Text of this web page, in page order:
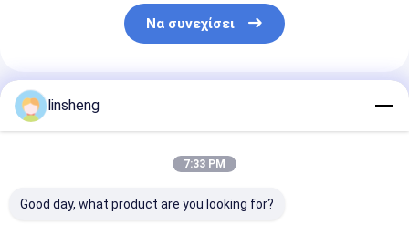
Να συνεχίσει
Συνιστώμενα Προϊόντα
linsheng
7:33 PM
Good day, what product are you looking for?